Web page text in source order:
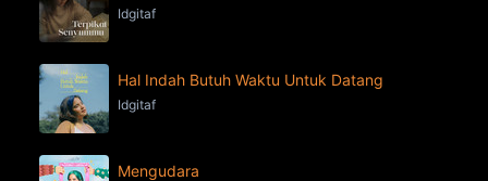
Idgitaf
Hal Indah Butuh Waktu Untuk Datang
Idgitaf
Mengudara